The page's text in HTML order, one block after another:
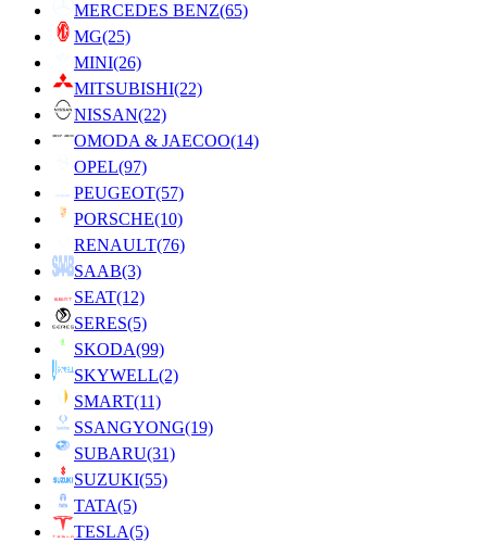
MERCEDES BENZ(65)
MG(25)
MINI(26)
MITSUBISHI(22)
NISSAN(22)
OMODA & JAECOO(14)
OPEL(97)
PEUGEOT(57)
PORSCHE(10)
RENAULT(76)
SAAB(3)
SEAT(12)
SERES(5)
SKODA(99)
SKYWELL(2)
SMART(11)
SSANGYONG(19)
SUBARU(31)
SUZUKI(55)
TATA(5)
TESLA(5)